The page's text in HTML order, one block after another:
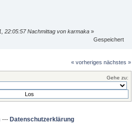
22:05:57 Nachmittag von karmaka »
Gespeichert
« vorheriges nächstes »
Gehe zu:
--- Datenschutzerklärung